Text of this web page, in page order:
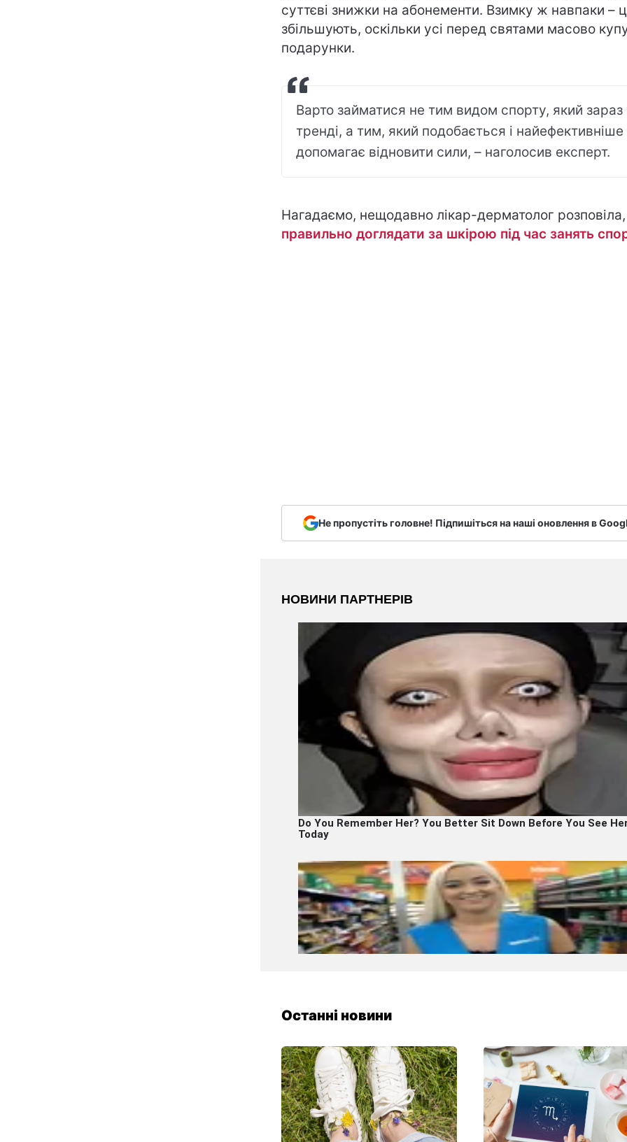
суттєві знижки на абонементи. Взимку ж навпаки –
збільшують, оскільки усі перед святами масово
подарунки.
Варто займатися не тим видом спорту, який зараз
тренді, а тим, який подобається і найефективніше
допомагає відновити сили, – наголосив експерт.
Нагадаємо, нещодавно лікар-дерматолог
правильно доглядати за шкірою під час занять
Не пропустіть головне! Підпишіться на наші оновлення в